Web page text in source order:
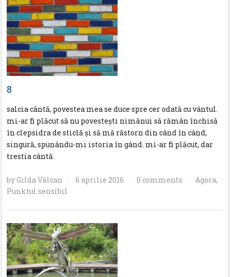
8
salcia cântă, povestea mea se duce spre cer odată cu vântul.
mi-ar fi plăcut să nu povesteşti nimănui să rămân închisă
în clepsidra de sticlă şi să mă răstorn din când în când,
singură, spunându-mi istoria în gând. mi-ar fi plăcut, dar
trestia cântă.
byGilda Vălcan · 6 aprilie 2016 · 0 comments · Agora,
Punktul sensibil